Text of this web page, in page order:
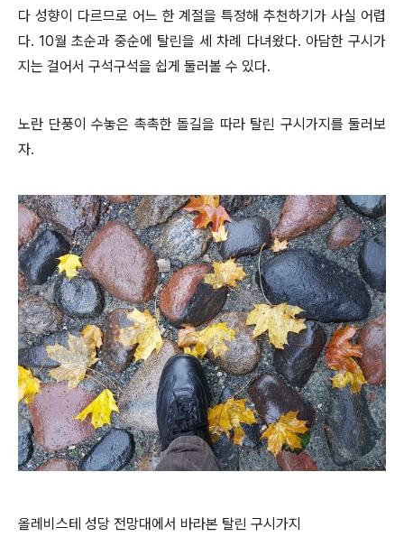
다 성향이 다르므로 어느 한 계절을 특정해 추천하기가 사실 어렵
다. 10월 초순과 중순에 탈린을 세 차례 다녀왔다. 아담한 구시가
지는 걸어서 구석구석을 쉽게 둘러볼 수 있다.
노란 단풍이 수놓은 촉촉한 돌길을 따라 탈린 구시가지를 둘러보
자.
올레비스테 성당 전망대에서 바라본 탈린 구시가지